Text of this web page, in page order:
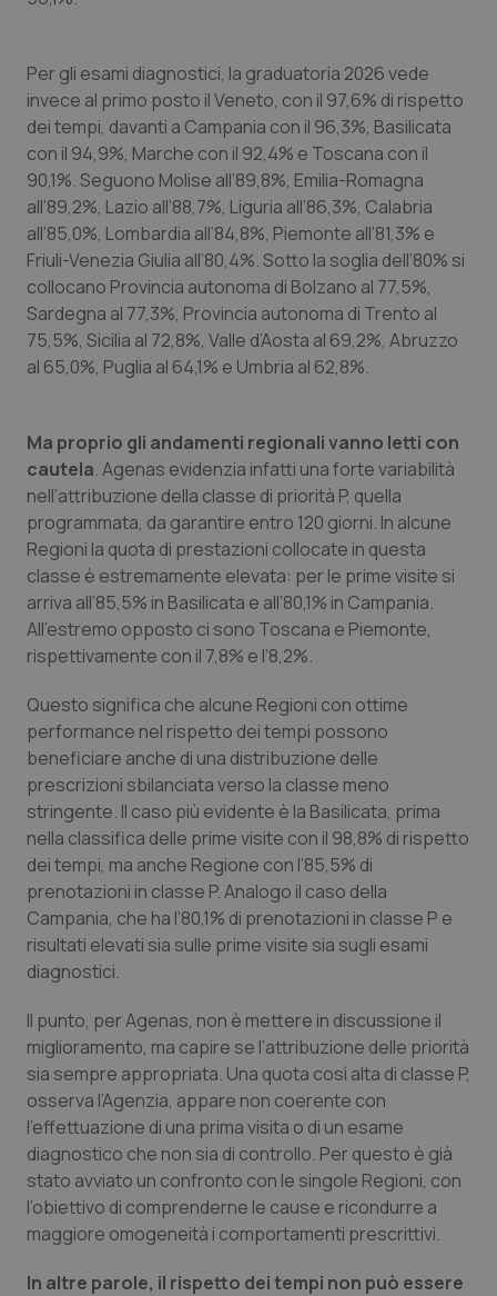
Per gli esami diagnostici, la graduatoria 2026 vede
invece al primo posto il Veneto, con il 97,6% di rispetto
dei tempi, davanti a Campania con il 96,3%, Basilicata
con il 94,9%, Marche con il 92,4% e Toscana con il
90,1%. Seguono Molise all’89,8%, Emilia-Romagna
all’89,2%, Lazio all’88,7%, Liguria all’86,3%, Calabria
all’85,0%, Lombardia all’84,8%, Piemonte all’81,3% e
Friuli-Venezia Giulia all’80,4%. Sotto la soglia dell’80% si
collocano Provincia autonoma di Bolzano al 77,5%,
Sardegna al 77,3%, Provincia autonoma di Trento al
75,5%, Sicilia al 72,8%, Valle d’Aosta al 69,2%, Abruzzo
al 65,0%, Puglia al 64,1% e Umbria al 62,8%.
Ma proprio gli andamenti regionali vanno letti con
cautela. Agenas evidenzia infatti una forte variabilità
nell’attribuzione della classe di priorità P, quella
programmata, da garantire entro 120 giorni. In alcune
Regioni la quota di prestazioni collocate in questa
classe è estremamente elevata: per le prime visite si
arriva all’85,5% in Basilicata e all’80,1% in Campania.
All’estremo opposto ci sono Toscana e Piemonte,
rispettivamente con il 7,8% e l’8,2%.
Questo significa che alcune Regioni con ottime
performance nel rispetto dei tempi possono
beneficiare anche di una distribuzione delle
prescrizioni sbilanciata verso la classe meno
stringente. Il caso più evidente è la Basilicata, prima
nella classifica delle prime visite con il 98,8% di rispetto
dei tempi, ma anche Regione con l’85,5% di
prenotazioni in classe P. Analogo il caso della
Campania, che ha l’80,1% di prenotazioni in classe P e
risultati elevati sia sulle prime visite sia sugli esami
diagnostici.
Il punto, per Agenas, non è mettere in discussione il
miglioramento, ma capire se l’attribuzione delle priorità
sia sempre appropriata. Una quota così alta di classe P,
osserva l’Agenzia, appare non coerente con
l’effettuazione di una prima visita o di un esame
diagnostico che non sia di controllo. Per questo è già
stato avviato un confronto con le singole Regioni, con
l’obiettivo di comprenderne le cause e ricondurre a
maggiore omogeneità i comportamenti prescrittivi.
In altre parole, il rispetto dei tempi non può essere